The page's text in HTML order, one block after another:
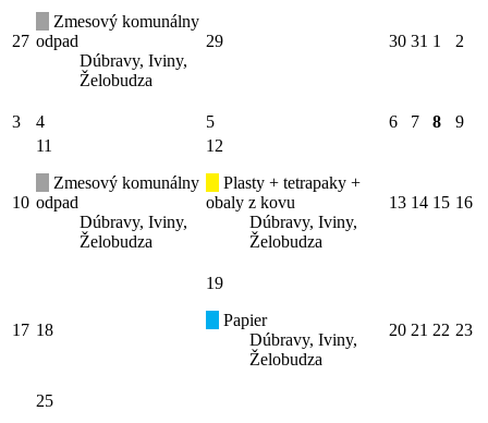
27
Zmesový komunálny
odpad
Dúbravy, Iviny,
Želobudza
29 30 31 1 2
3 4 5 6 7 8 9
10
11
Zmesový komunálny
odpad
Dúbravy, Iviny,
Želobudza
12
Plasty + tetrapaky +
obaly z kovu
Dúbravy, Iviny,
Želobudza
13 14 15 16
17 18
19
Papier
Dúbravy, Iviny,
Želobudza
20 21 22 23
25